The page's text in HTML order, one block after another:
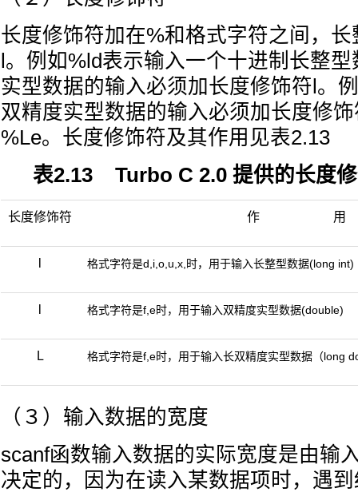
长度修饰符加在%和格式字符之间，
l。例如%ld表示输入一个十进制长整
实型数据的输入必须加长度修饰符l。
双精度实型数据的输入必须加长度修
%Le。长度修饰符及其作用见表2.13
表2.13 Turbo C 2.0 提供的长度
长度修饰符 作 用
格式字符是d,i,o,u,x,时，用于输入长整型数据(long int)
格式字符是f,e时，用于输入双精度实型数据(double)
L 格式字符是f,e时，用于输入长双精度实型数据（long
（３）输入数据的宽度
scanf函数输入数据的实际宽度是由输
决定的，因为在读入某数据项时，遇